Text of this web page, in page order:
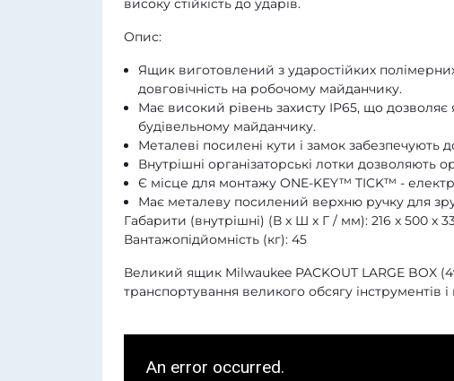
високу стійкість до ударів.
Опис:
Ящик виготовлений з ударостійких
довговічність на робочому майданчику.
Має високий рівень захисту IP65, що дозволяє
будівельному майданчику.
Металеві посилені кути і замок забезпечують
Внутрішні організаторські лотки дозволяють
Є місце для монтажу ONE-KEY™ TICK™ -
Має металеву посилений верхню ручку для
Габарити (внутрішні) (В x Ш x Г / мм): 216 x 500 x
Вантажопідйомність (кг): 45
Великий ящик Milwaukee PACKOUT LARGE BOX
транспортування великого обсягу інструментів